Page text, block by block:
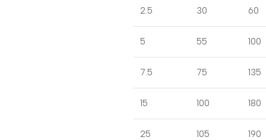
2.5 30 60
5 55 100
7.5 75 135
15 100 180
25 105 190